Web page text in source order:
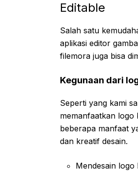
Editable
Salah satu
aplikasi editor
filemora juga bisa
Kegunaan dari
Seperti yang kami
memanfaatkan logo
beberapa manfaat
dan kreatif desain.
Mendesain